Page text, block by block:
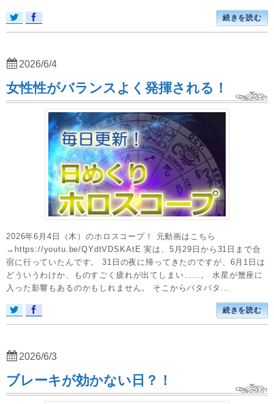
続きを読む
女性性がバランスよく発揮される！
2026年6月4日（木）のホロスコープ！ 元動画はこちら
→https://youtu.be/QYdtVDSKAtE 実は、5月29日から31日まで合
宿に行っていたんです。 31日の夜に帰ってきたのですが、6月1日は
どういうわけか、ものすごく疲れが出てしまい……。 水星が蟹座に
入った影響もあるのかもしれません。 そこからバタバタ...
続きを読む
2026/6/4
ブレーキが効かない日？！
2026/6/3